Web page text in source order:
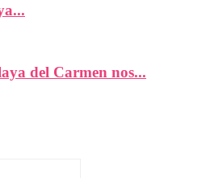
del Carmen nos...